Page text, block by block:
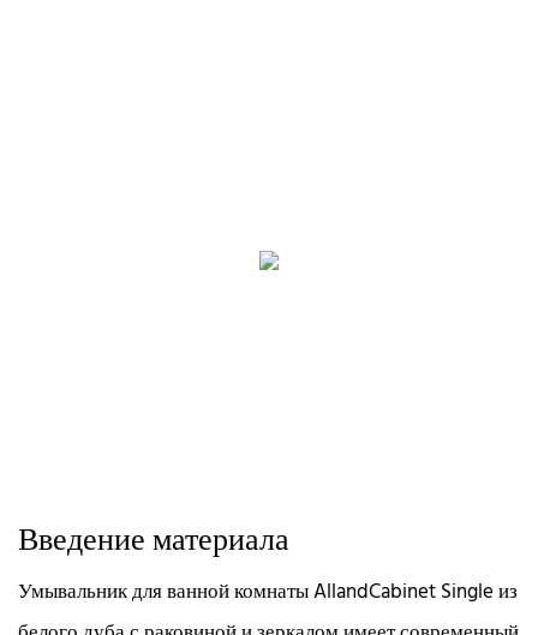
Введение материала
Умывальник для ванной комнаты AllandCabinet Single из